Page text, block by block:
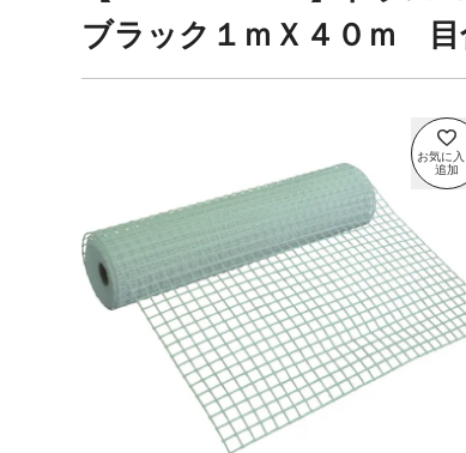
ブラック１ｍＸ４０ｍ 目